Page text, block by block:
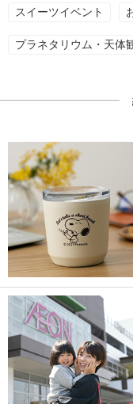
スイーツイベント
プラネタリウム・天体